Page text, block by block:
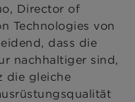
Director of
Technologies von
dass die
nachhaltiger sind,
die gleiche